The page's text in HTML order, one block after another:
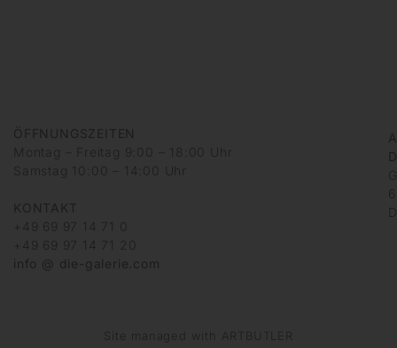
ÖFFNUNGSZEITEN
Montag – Freitag 9:00 – 18:00 Uhr
Samstag 10:00 – 14:00 Uhr
KONTAKT
+49 69 97 14 71 0
+49 69 97 14 71 20
info @ die-galerie.com
Site managed with ARTBUTLER